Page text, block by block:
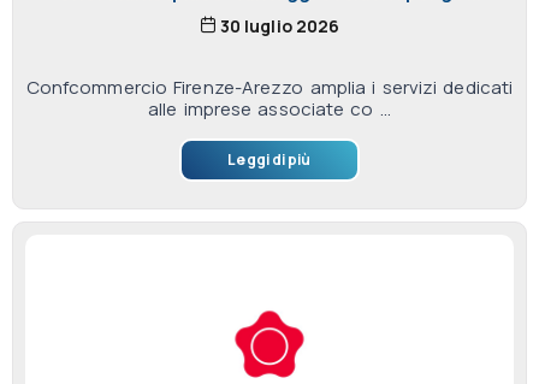
30 luglio 2026
Confcommercio Firenze-Arezzo amplia i servizi dedicati
alle imprese associate co ...
Leggi di più